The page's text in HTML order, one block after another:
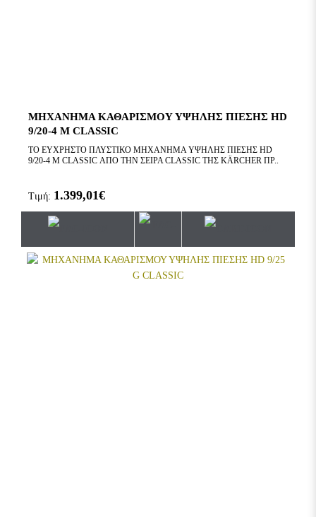
ΜΗΧΑΝΗΜΑ ΚΑΘΑΡΙΣΜΟΥ ΥΨΗΛΗΣ ΠΙΕΣΗΣ HD
9/20-4 M CLASSIC
ΤΟ ΕΥΧΡΗΣΤΟ ΠΛΥΣΤΙΚΟ ΜΗΧΑΝΗΜΑ ΥΨΗΛΗΣ ΠΙΕΣΗΣ HD
9/20-4 M CLASSIC ΑΠΟ ΤΗΝ ΣΕΙΡΑ CLASSIC ΤΗΣ KÄRCHER ΠΡ..
Τιμή: 1.399,01€